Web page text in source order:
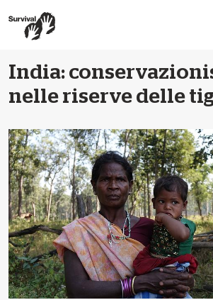
India:
nelle riserve delle